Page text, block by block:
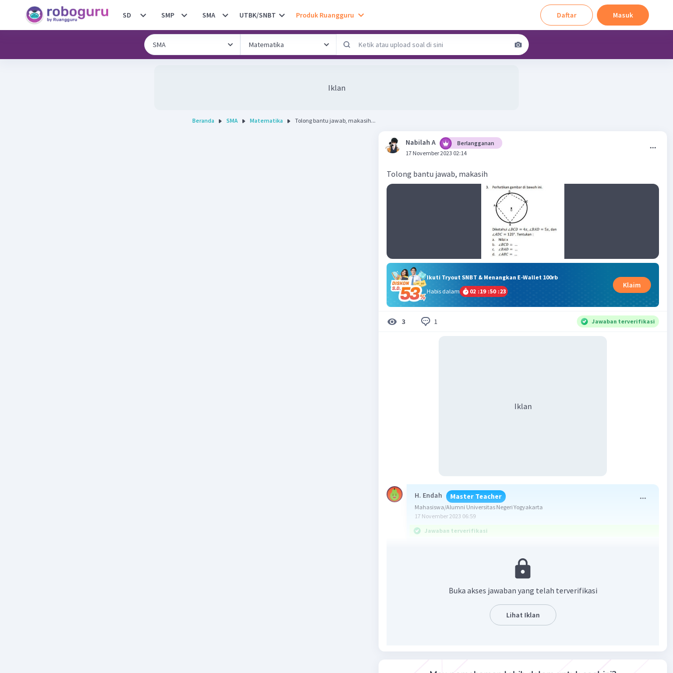
SD SMP SMA UTBK/SNBT Produk Ruangguru Daftar Masuk
Iklan
Beranda SMA Matematika Tolong bantu jawab, makasih...
Nabilah A
Berlangganan
17 November 2023 02:14
Tolong bantu jawab, makasih
Ikuti Tryout SNBT & Menangkan E-Wallet 100rb
Habis dalam
02 :19 :50 :22
Klaim
3 1 Jawaban terverifikasi
Iklan
H. Endah Master Teacher
Mahasiswa/Alumni Universitas Negeri Yogyakarta
17 November 2023 06:59
Jawaban terverifikasi
c. ∠BAD = 100°Buka akses jawaban yang telah terverifikasi
Lihat Iklan